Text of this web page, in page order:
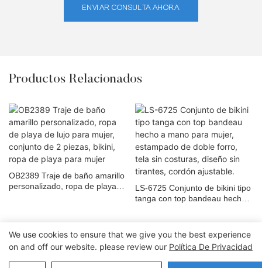
ENVIAR CONSULTA AHORA
Productos Relacionados
OB2389 Traje de baño amarillo
personalizado, ropa de playa
LS-6725 Conjunto de bikini tipo
tanga con top bandeau hecho a
costuras, diseño sin tirantes,
cordón ajustable.
Copyright © 2026 Dongguan Lanteng Sports Products Co., Ltd. |
We use cookies to ensure that we give you the best experience
on and off our website. please review our Política De Privacidad